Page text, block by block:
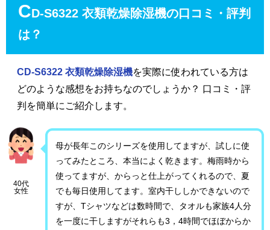
CD-S6322 衣類乾燥除湿機の口コミ・評判
は？
CD-S6322 衣類乾燥除湿機を実際に使われている方は
どのような感想をお持ちなのでしょうか？ 口コミ・評
判を簡単にご紹介します。
40代
女性
母が長年このシリーズを使用してますが、試しに使
ってみたところ、本当によく乾きます。梅雨時から
使ってますが、からっと仕上がってくれるので、夏
でも毎日使用してます。室内干ししかできないので
すが、Tシャツなどは数時間で、タオルも家族4人分
を一度に干しますがそれらも3，4時間でほぼからか